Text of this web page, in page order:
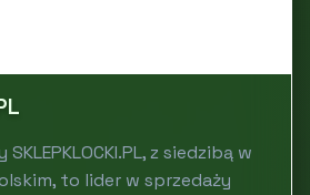
z siedzibą w
to lider w sprzedaży